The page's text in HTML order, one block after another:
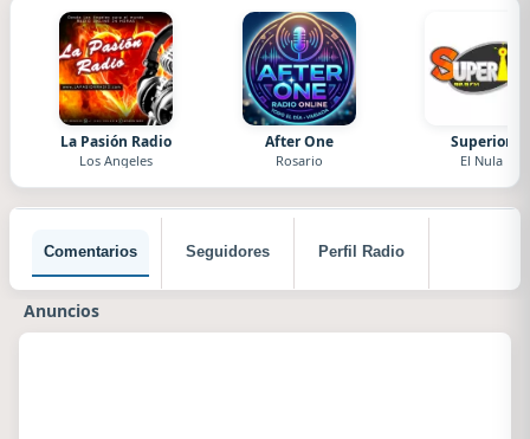
La Pasión Radio
Los Angeles
After One
Rosario
Superior
El Nula
Comentarios Seguidores Perfil Radio
Anuncios